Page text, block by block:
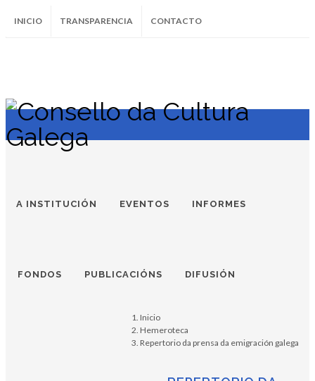
INICIO TRANSPARENCIA CONTACTO
InstagramFacebookTwitter Soundcloud
Youtube
A INSTITUCIÓN EVENTOS INFORMES
FONDOS PUBLICACIÓNS DIFUSIÓN
Inicio
Hemeroteca
Repertorio da prensa da emigración galega